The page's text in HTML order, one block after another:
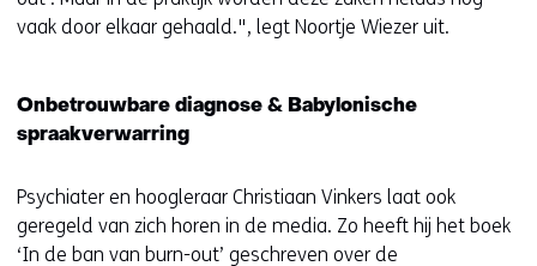
vaak door elkaar gehaald.", legt Noortje Wiezer uit.
Onbetrouwbare diagnose & Babylonische
spraakverwarring
Psychiater en hoogleraar Christiaan Vinkers laat ook
geregeld van zich horen in de media. Zo heeft hij het boek
‘In de ban van burn-out’ geschreven over de